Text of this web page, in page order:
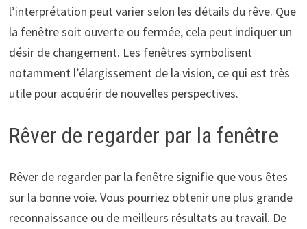
l’interprétation peut varier selon les détails du rêve. Que
la fenêtre soit ouverte ou fermée, cela peut indiquer un
désir de changement. Les fenêtres symbolisent
notamment l’élargissement de la vision, ce qui est très
utile pour acquérir de nouvelles perspectives.
Rêver de regarder par la fenêtre
Rêver de regarder par la fenêtre signifie que vous êtes
sur la bonne voie. Vous pourriez obtenir une plus grande
reconnaissance ou de meilleurs résultats au travail. De